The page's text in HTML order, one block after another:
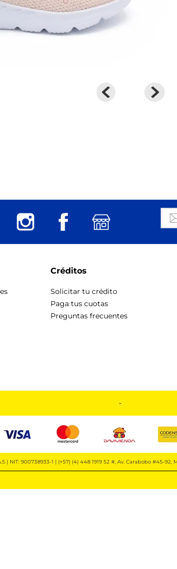
Créditos
Solicitar tu crédito
Paga tus cuotas
Preguntas frecuentes
-
| NIT: 900738933-1 | (+57) (4) 448 1919 52 #, Av. Carabobo #45-